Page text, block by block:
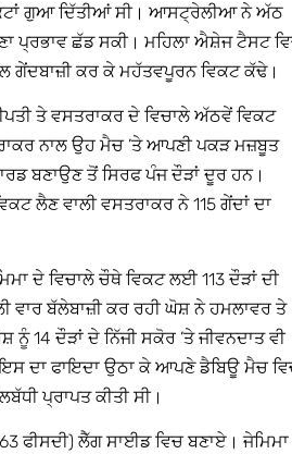
ਗੁਆ ਦਿੱਤੀਆਂ ਸੀ। ਆਸਟ੍ਰੇਲੀਆ ਨੇ ਅੱਠ
ਪ੍ਰਭਾਵ ਛੱਡ ਸਕੀ। ਮਹਿਲਾ ਐਸ਼ੇਜ ਟੈਸਟ
ਗੇਂਦਬਾਜ਼ੀ ਕਰ ਕੇ ਮਹੱਤਵਪੂਰਨ ਵਿਕਟ ਕੱਢੇ।
ਤੇ ਵਸਤਰਾਕਰ ਦੇ ਵਿਚਾਲੇ ਅੱਠਵੇਂ ਵਿਕਟ
ਨਾਲ ਉਹ ਮੈਚ ’ਤੇ ਆਪਣੀ ਪਕੜ ਮਜ਼ਬੂਤ
ਬਣਾਉਣ ਤੋਂ ਸਿਰਫ ਪੰਜ ਦੌੜਾਂ ਦੂਰ ਹਨ।
ਲੈਣ ਵਾਲੀ ਵਸਤਰਾਕਰ ਨੇ 115 ਗੇਂਦਾਂ ਦਾ
ਦੇ ਵਿਚਾਲੇ ਚੌਥੇ ਵਿਕਟ ਲਈ 113 ਦੌੜਾਂ ਦੀ
ਵਾਰ ਬੱਲੇਬਾਜ਼ੀ ਕਰ ਰਹੀ ਘੋਸ਼ ਨੇ ਹਮਲਾਵਰ ਤੇ
14 ਦੌੜਾਂ ਦੇ ਨਿੱਜੀ ਸਕੋਰ ’ਤੇ ਜੀਵਨਦਾਤ ਵੀ
ਦਾ ਫਾਇਦਾ ਉਠਾ ਕੇ ਆਪਣੇ ਡੈਬਿਊ ਮੈਚ
ਪ੍ਰਾਪਤ ਕੀਤੀ ਸੀ।
ਫੀਸਦੀ) ਲੈੱਗ ਸਾਈਡ ਵਿਚ ਬਣਾਏ। ਜੇਮਿਮਾ